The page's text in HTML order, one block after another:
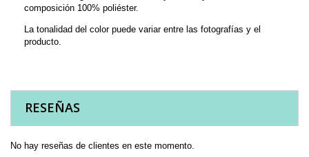
composición 100% poliéster.
La tonalidad del color puede variar entre las fotografías y el
producto.
RESEÑAS
No hay reseñas de clientes en este momento.